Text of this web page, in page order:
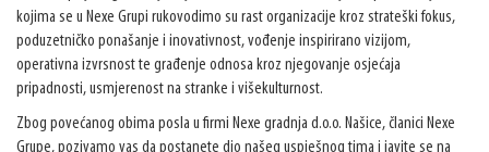
kojima se u Nexe Grupi rukovodimo su rast organizacije kroz strateški fokus,
poduzetničko ponašanje i inovativnost, vođenje inspirirano vizijom,
operativna izvrsnost te građenje odnosa kroz njegovanje osjećaja
pripadnosti, usmjerenost na stranke i višekulturnost.
Zbog povećanog obima posla u firmi Nexe gradnja d.o.o. Našice, članici Nexe
Grupe, pozivamo vas da postanete dio našeg uspješnog tima i javite se na